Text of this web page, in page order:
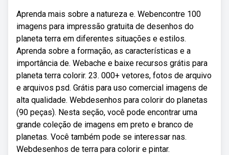
Aprenda mais sobre a natureza e. Webencontre 100
imagens para impressão gratuita de desenhos do
planeta terra em diferentes situações e estilos.
Aprenda sobre a formação, as características e a
importância de. Webache e baixe recursos grátis para
planeta terra colorir. 23. 000+ vetores, fotos de arquivo
e arquivos psd. Grátis para uso comercial imagens de
alta qualidade. Webdesenhos para colorir do planetas
(90 peças). Nesta seção, você pode encontrar uma
grande coleção de imagens em preto e branco de
planetas. Você também pode se interessar nas.
Webdesenhos de terra para colorir e pintar.